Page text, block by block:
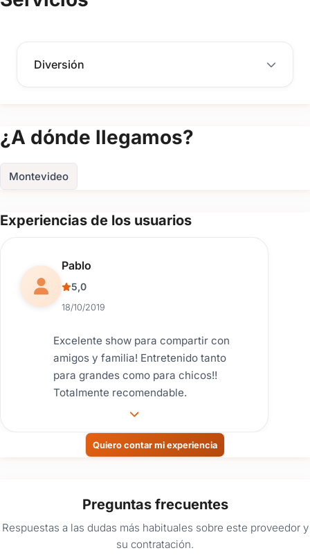
Diversión
¿A dónde llegamos?
Montevideo
Experiencias de los usuarios
Reseña de usuario.
Pablo
5,0
18/10/2019
Excelente show para compartir con
amigos y familia! Entretenido tanto
para grandes como para chicos!!
Totalmente recomendable.
Quiero contar mi experiencia
Preguntas frecuentes
Respuestas a las dudas más habituales sobre este proveedor y
su contratación.